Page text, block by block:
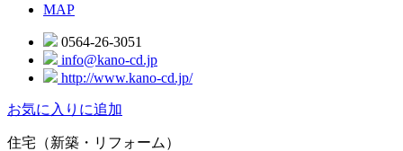
MAP
0564-26-3051
info@kano-cd.jp
http://www.kano-cd.jp/
お気に入りに追加
住宅（新築・リフォーム）